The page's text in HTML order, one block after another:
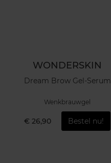
WONDERSKIN
Dream Brow Gel-Serum
Wenkbrauwgel
€ 26,90 Bestel nu!